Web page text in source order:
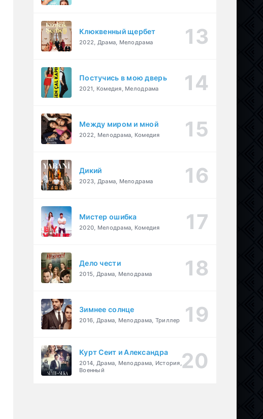
Клюквенный щербет
2022, Драма, Мелодрама
Постучись в мою дверь
2021, Комедия, Мелодрама
Между миром и мной
2022, Мелодрама, Комедия
Дикий
2023, Драма, Мелодрама
Мистер ошибка
2020, Мелодрама, Комедия
Дело чести
2015, Драма, Мелодрама
Зимнее солнце
2016, Драма, Мелодрама, Триллер
Курт Сеит и Александра
2014, Драма, Мелодрама, История,
Военный